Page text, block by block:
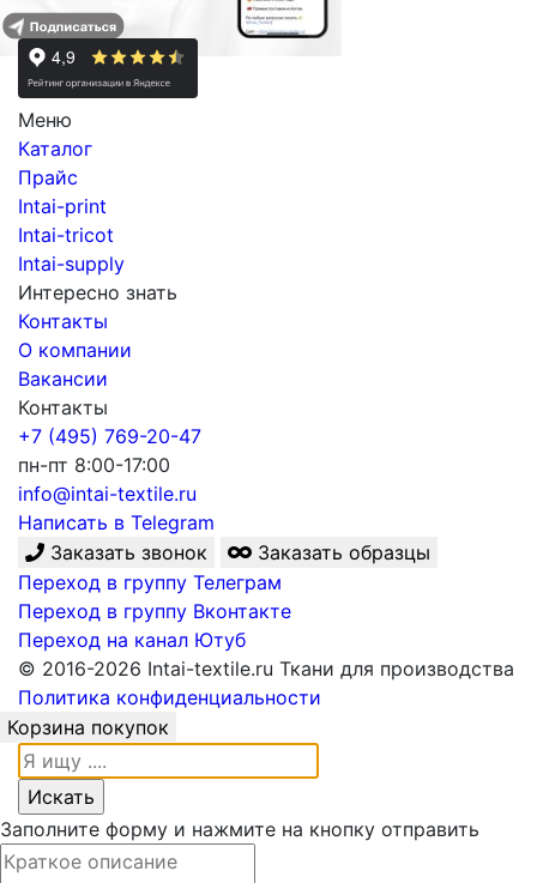
Меню
Каталог
Прайс
Intai-print
Intai-tricot
Intai-supply
Интересно знать
Контакты
О компании
Вакансии
Контакты
+7 (495) 769-20-47
пн-пт 8:00-17:00
info@intai-textile.ru
Написать в Telegram
Заказать звонок
Заказать образцы
Переход в группу Телеграм
Переход в группу Вконтакте
Переход на канал Ютуб
© 2016-2026 Intai-textile.ru Ткани для производства
Политика конфиденциальности
Корзина покупок
Заполните форму и нажмите на кнопку отправить